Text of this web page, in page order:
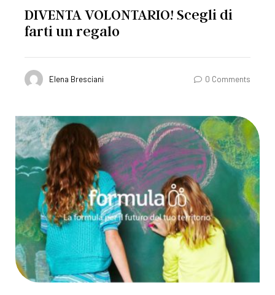
DIVENTA VOLONTARIO! Scegli di
farti un regalo
Elena Bresciani 0 Comments